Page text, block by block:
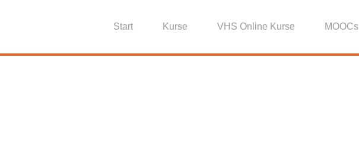
Start Kurse VHS Online Kurse MOOCs